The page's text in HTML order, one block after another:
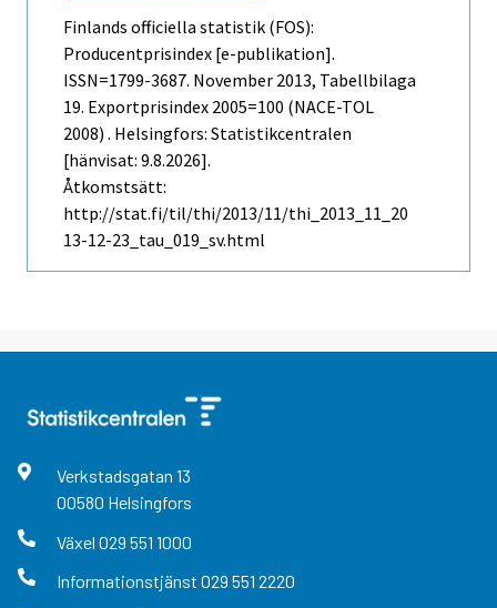
Finlands officiella statistik (FOS):
Producentprisindex [e-publikation].
ISSN=1799-3687. November 2013, Tabellbilaga
19. Exportprisindex 2005=100 (NACE-TOL
2008) . Helsingfors: Statistikcentralen
[hänvisat: 9.8.2026].
Åtkomstsätt:
http://stat.fi/til/thi/2013/11/thi_2013_11_20
13-12-23_tau_019_sv.html
Verkstadsgatan 13
00580 Helsingfors
Växel 029 551 1000
Informationstjänst 029 551 2220